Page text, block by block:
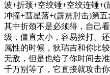
波+折颈+空绞锤+空绞连锤
冲撞+彗星落+(霹雳肘击)第
其中折颈不是必须得，自己
级，僵直太小，容易挨打。
属性的时候，狄瑞吉和你比
无敌，但是也给了你时间去
千万别等了，它直接就攻击